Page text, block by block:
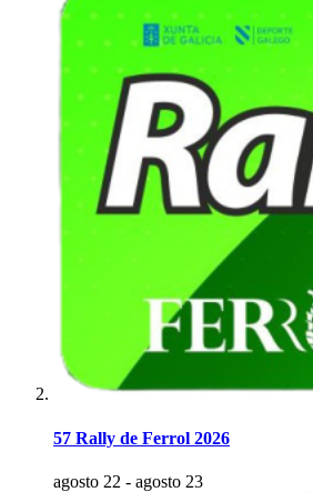
57 Rally de Ferrol 2026
agosto 22 - agosto 23